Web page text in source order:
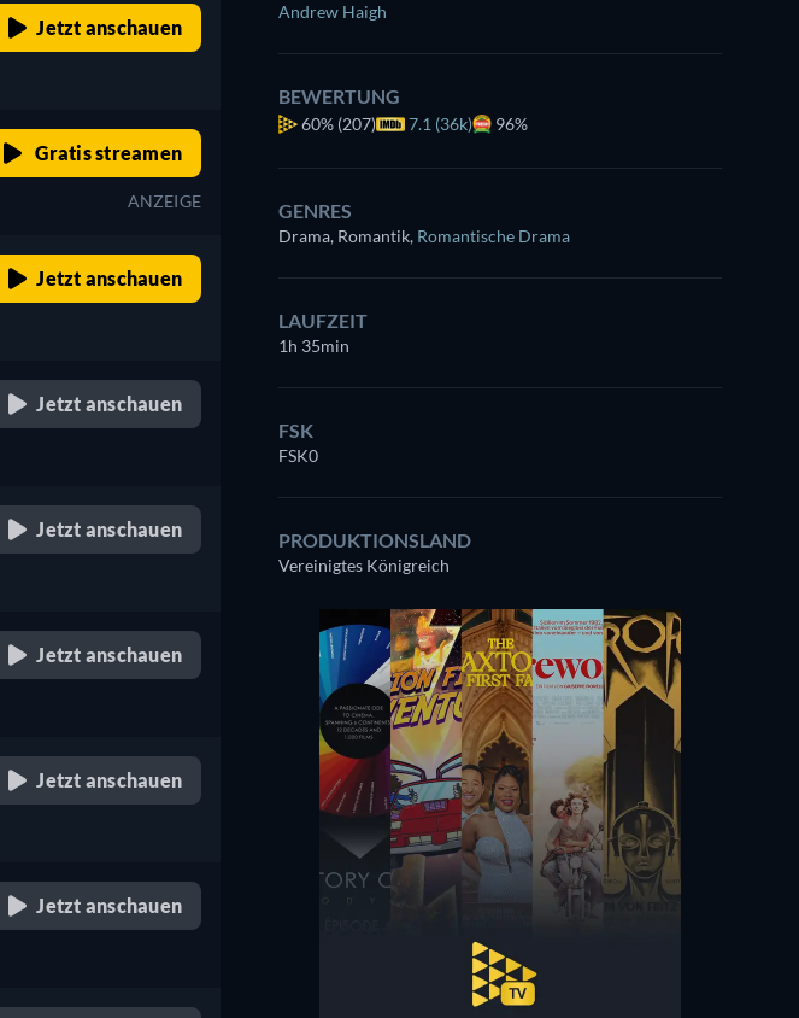
Jetzt anschauen
Gratis streamen
ANZEIGE
Jetzt anschauen
Jetzt anschauen
Jetzt anschauen
Jetzt anschauen
Jetzt anschauen
Jetzt anschauen
Andrew Haigh
BEWERTUNG
60% (207) 7.1 (36k) 96%
GENRES
Drama, Romantik, Romantische Drama
LAUFZEIT
1h 35min
FSK
FSK0
PRODUKTIONSLAND
Vereinigtes Königreich